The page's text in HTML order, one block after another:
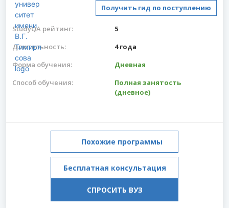
Получить гид по поступлению
StudyQA рейтинг:
5
Длительность:
4 года
Форма обучения:
Дневная
Способ обучения:
Полная занятость
(дневное)
Похожие программы
Бесплатная консультация
СПРОСИТЬ ВУЗ